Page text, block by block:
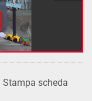
Stampa scheda